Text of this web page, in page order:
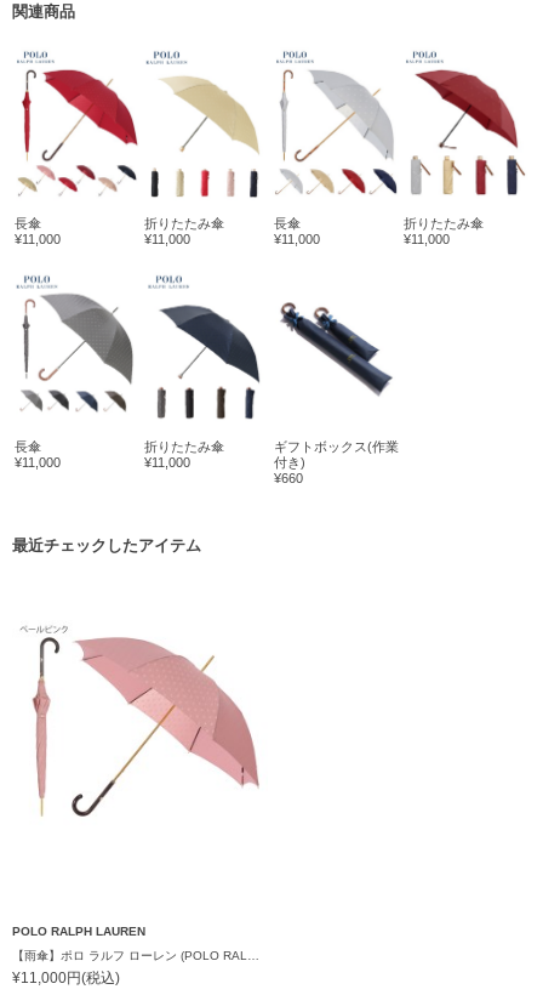
関連商品
長傘
¥11,000
折りたたみ傘
¥11,000
長傘
¥11,000
折りたたみ傘
¥11,000
長傘
¥11,000
折りたたみ傘
¥11,000
ギフトボックス(作業
付き)
¥660
最近チェックしたアイテム
POLO RALPH LAUREN
【雨傘】ポロ ラルフ ローレン (POLO RALPH LAUREN) ロゴ ジャカード 長傘 【公式ムーンバット】レディース 日本製 グラスファイバー
¥11,000円(税込)